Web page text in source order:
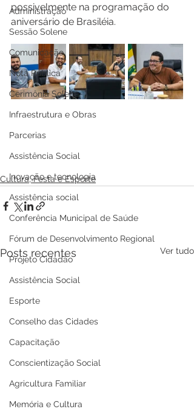
Administração
Sessão Solene
Comunicação
Nota Pública
Cerimônia Solene
Infraestrutura e Obras
Parcerias
Assistência Social
Inovação e tecnologia
Assistência social
Conferência Municipal de Saúde
Fórum de Desenvolvimento Regional
Projeto Cidadão
Assistência Social
Esporte
Conselho das Cidades
Capacitação
Conscientização Social
Agricultura Familiar
Memória e Cultura
possivelmente na programação do
aniversário de Brasiléia.
Cultura, Festa e Esporte
Posts recentes Ver tudo